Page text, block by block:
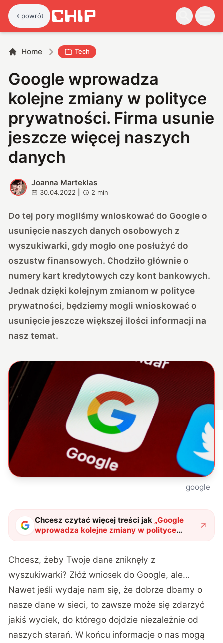
powrót
Home Tech
Google wprowadza
kolejne zmiany w polityce
prywatności. Firma usunie
jeszcze więcej naszych
danych
J
Joanna Marteklas
30.04.2022 2 min
Do tej pory mogliśmy wnioskować do Google o
usunięcie naszych danych osobowych z
wyszukiwarki, gdy mogło one posłużyć do
oszustw finansowych. Chodziło głównie o
numery kart kredytowych czy kont bankowych.
Jednak dzięki kolejnym zmianom w polityce
prywatności, będziemy mogli wnioskować o
usunięcie jeszcze większej ilości informacji na
nasz temat.
google
Chcesz czytać więcej treści jak „Google
wprowadza kolejne zmiany w polityce
prywatności. Firma usunie jeszcze więcej
Chcesz, żeby Twoje dane zniknęły z
wyszukiwarki? Złóż wniosek do Google, ale…
Nawet jeśli wydaje nam się, że dobrze dbamy o
nasze dane w sieci, to zawsze może się zdarzyć
jakiś wyciek, do którego dojdzie niezależnie od
naszych starań. W końcu informacje o nas mogą